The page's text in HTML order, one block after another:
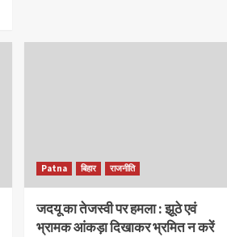
Patna बिहार राजनीति
जदयू का तेजस्वी पर हमला : झूठे एवं
भ्रामक आंकड़ा दिखाकर भ्रमित न करें